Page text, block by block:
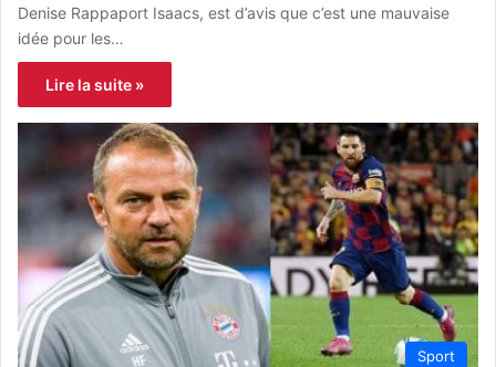
Denise Rappaport Isaacs, est d’avis que c’est une mauvaise
idée pour les…
Lire la suite »
Sport